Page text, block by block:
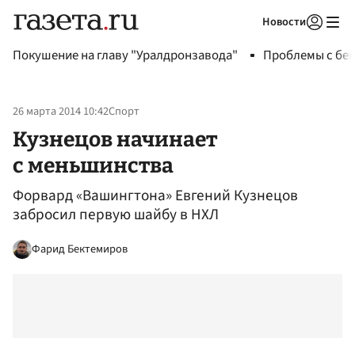
Новости
Покушение на главу "Уралдронзавода" Проблемы с
26 марта 2014 10:42Спорт
Кузнецов начинает
с меньшинства
Форвард «Вашингтона» Евгений Кузнецов
забросил первую шайбу в НХЛ
Фарид Бектемиров